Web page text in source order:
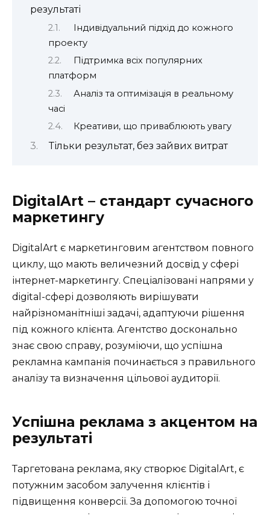
результаті
Індивідуальний підхід до кожного
проекту
Підтримка всіх популярних
платформ
Аналіз та оптимізація в реальному
часі
Креативи, що приваблюють увагу
Тільки результат, без зайвих витрат
DigitalArt – стандарт сучасного
маркетингу
DigitalArt є маркетинговим агентством повного
циклу, що мають величезний досвід у сфері
інтернет-маркетингу. Спеціалізовані напрями у
digital-сфері дозволяють вирішувати
найрізноманітніші задачі, адаптуючи рішення
під кожного клієнта. Агентство досконально
знає свою справу, розуміючи, що успішна
рекламна кампанія починається з правильного
аналізу та визначення цільової аудиторії.
Успішна реклама з акцентом на
результаті
Таргетована реклама, яку створює DigitalArt, є
потужним засобом залучення клієнтів і
підвищення конверсії. За допомогою точної